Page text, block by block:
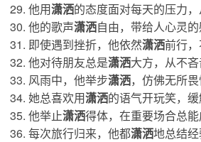
他用潇洒的态度面对每天的压力，
他的歌声潇洒自由，带给人心灵的
即使遇到挫折，他依然潇洒前行，
他对待朋友总是潇洒大方，从不吝
风雨中，他举步潇洒，仿佛无所畏
她总喜欢用潇洒的语气开玩笑，缓
他举止潇洒得体，在重要场合总能
每次旅行归来，他都潇洒地总结经